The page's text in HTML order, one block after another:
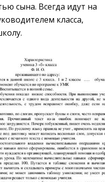
сына. Всегда идут на
класса,